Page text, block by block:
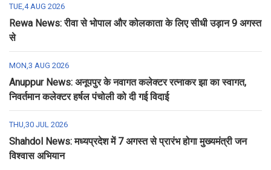
TUE,4 AUG 2026
Rewa News: रीवा से भोपाल और कोलकाता के लिए सीधी उड़ान 9 अगस्त
से
MON,3 AUG 2026
Anuppur News: अनूपपुर के नवागत कलेक्टर रत्नाकर झा का स्वागत,
निवर्तमान कलेक्टर हर्षल पंचोली को दी गई विदाई
THU,30 JUL 2026
Shahdol News: मध्यप्रदेश में 7 अगस्त से प्रारंभ होगा मुख्यमंत्री जन
विश्वास अभियान